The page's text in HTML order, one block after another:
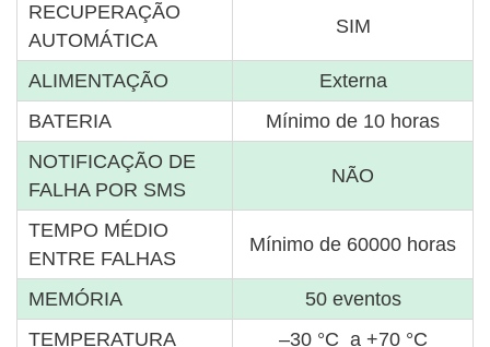
RECUPERAÇÃO
AUTOMÁTICA
SIM
ALIMENTAÇÃO
Externa
BATERIA
Mínimo de 10 horas
NOTIFICAÇÃO DE
FALHA POR SMS
NÃO
TEMPO MÉDIO
ENTRE FALHAS
Mínimo de 60000 horas
MEMÓRIA
50 eventos
TEMPERATURA
–30 °C a +70 °C